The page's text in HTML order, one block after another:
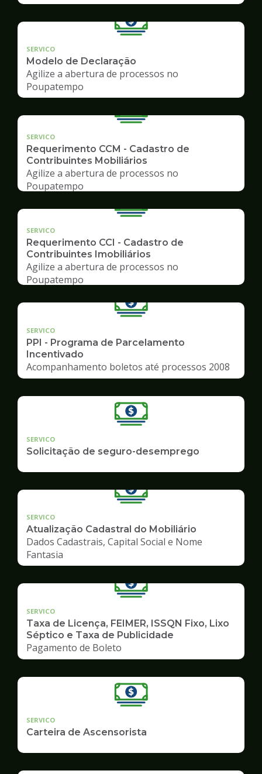
SERVICO
Modelo de Declaração
Agilize a abertura de processos no
Poupatempo
SERVICO
Requerimento CCM - Cadastro de
Contribuintes Mobiliários
Agilize a abertura de processos no
Poupatempo
SERVICO
Requerimento CCI - Cadastro de
Contribuintes Imobiliários
Agilize a abertura de processos no
Poupatempo
SERVICO
PPI - Programa de Parcelamento
Incentivado
Acompanhamento boletos até processos 2008
SERVICO
Solicitação de seguro-desemprego
SERVICO
Atualização Cadastral do Mobiliário
Dados Cadastrais, Capital Social e Nome
Fantasia
SERVICO
Taxa de Licença, FEIMER, ISSQN Fixo, Lixo
Séptico e Taxa de Publicidade
Pagamento de Boleto
SERVICO
Carteira de Ascensorista